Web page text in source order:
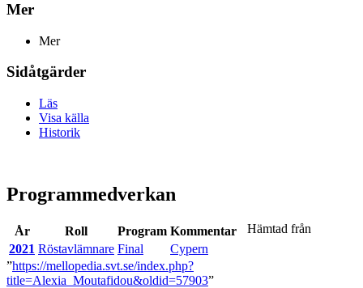
Mer
Mer
Sidåtgärder
Läs
Visa källa
Historik
Programmedverkan
År Roll Program Kommentar
2021 Röstavlämnare Final Cypern
Hämtad från
”https://mellopedia.svt.se/index.php?
title=Alexia_Moutafidou&oldid=57903”